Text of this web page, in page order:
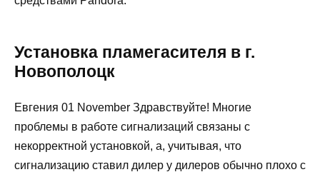
Установка пламегасителя в г.
Новополоцк
Евгения 01 November Здравствуйте! Многие
проблемы в работе сигнализаций связаны с
некорректной установкой, а, учитывая, что
сигнализацию ставил дилер у дилеров обычно плохо с